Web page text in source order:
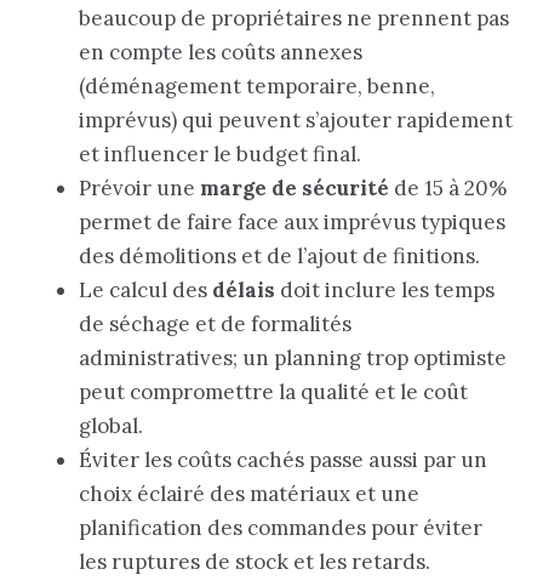
beaucoup de propriétaires ne prennent pas
en compte les coûts annexes
(déménagement temporaire, benne,
imprévus) qui peuvent s’ajouter rapidement
et influencer le budget final.
Prévoir une marge de sécurité de 15 à 20%
permet de faire face aux imprévus typiques
des démolitions et de l’ajout de finitions.
Le calcul des délais doit inclure les temps
de séchage et de formalités
administratives; un planning trop optimiste
peut compromettre la qualité et le coût
global.
Éviter les coûts cachés passe aussi par un
choix éclairé des matériaux et une
planification des commandes pour éviter
les ruptures de stock et les retards.